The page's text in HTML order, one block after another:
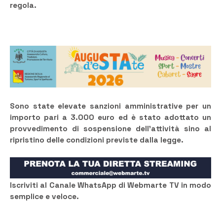
regola.
Sono state elevate sanzioni amministrative per un
importo pari a 3.000 euro ed è stato adottato un
provvedimento di sospensione dell’attività sino al
ripristino delle condizioni previste dalla legge.
Iscriviti al Canale WhatsApp di Webmarte TV in modo
semplice e veloce.